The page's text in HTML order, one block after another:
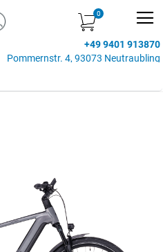
+49 9401 913870
Pommernstr. 4, 93073 Neutraubling